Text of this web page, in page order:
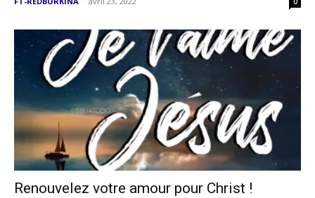
Renouvelez votre amour pour Christ !